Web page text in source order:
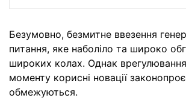
Безумовно, безмитне ввезення
питання, яке наболіло та широко
широких колах. Однак
моменту корисні новації
обмежуються.